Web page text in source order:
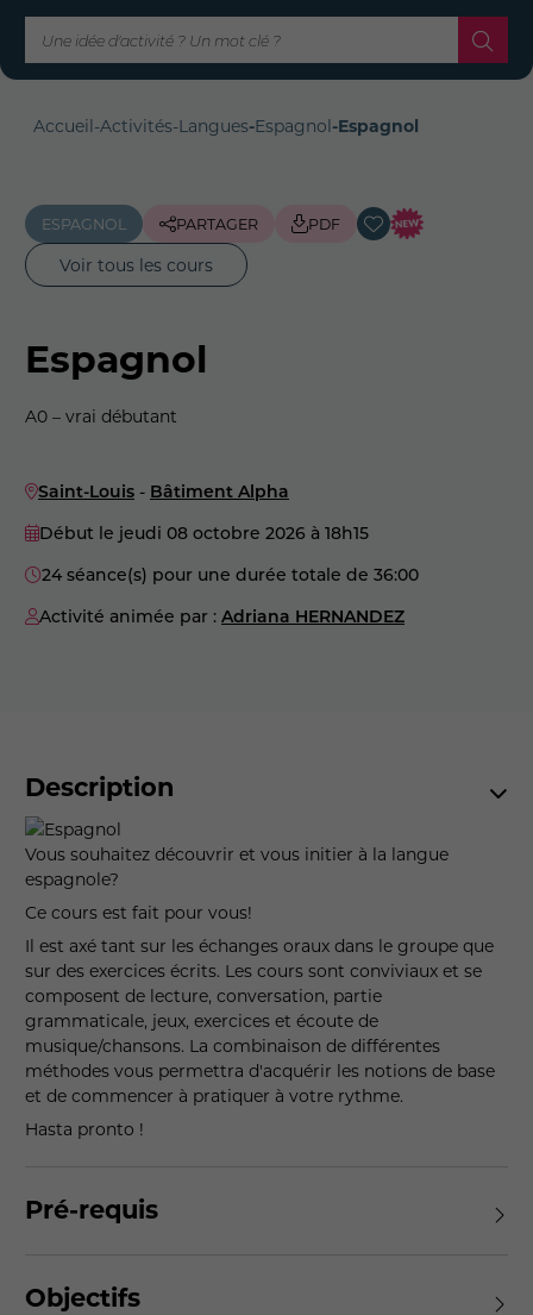
Accueil-Activités-Langues-Espagnol-Espagnol
ESPAGNOL PARTAGER PDF
Voir tous les cours
Espagnol
A0 – vrai débutant
Saint-Louis - Bâtiment Alpha
Début le jeudi 08 octobre 2026 à 18h15
24 séance(s) pour une durée totale de 36:00
Activité animée par : Adriana HERNANDEZ
Description
Vous souhaitez découvrir et vous initier à la langue
espagnole?
Ce cours est fait pour vous!
Il est axé tant sur les échanges oraux dans le groupe que
sur des exercices écrits. Les cours sont conviviaux et se
composent de lecture, conversation, partie
grammaticale, jeux, exercices et écoute de
musique/chansons. La combinaison de différentes
méthodes vous permettra d'acquérir les notions de base
et de commencer à pratiquer à votre rythme.
Hasta pronto !
Pré-requis
Objectifs